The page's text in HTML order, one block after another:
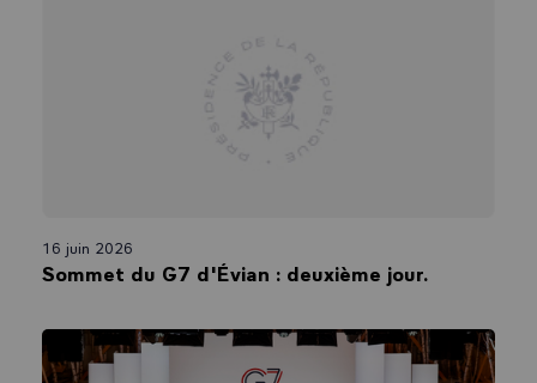
16 juin 2026
Sommet du G7 d'Évian : deuxième jour.